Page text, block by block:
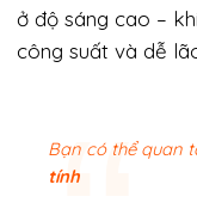
ở độ sáng cao –
công suất và dễ
Bạn có thể quan
tính